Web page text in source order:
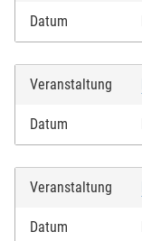
Datum
Veranstaltung
Datum
Veranstaltung
Datum